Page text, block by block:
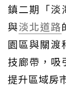
鎮二期「淡
與淡北道路
園區與關渡
技廊帶，吸
提升區域房